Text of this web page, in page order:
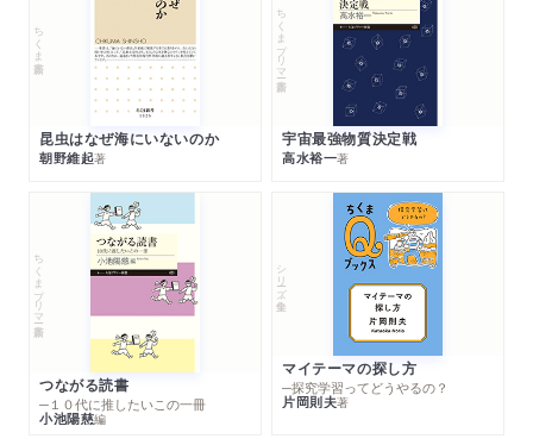
ちくま新書
昆虫はなぜ海にいないのか
朝野維起著
ちくまプリマー新書
宇宙最強物質決定戦
高水裕一著
ちくまプリマー新書
つながる読書
─１０代に推したいこの一冊
小池陽慈編
シリーズ・全集
マイテーマの探し方
─探究学習ってどうやるの？
片岡則夫著